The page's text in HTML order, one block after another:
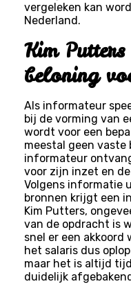
vergeleken kan
Nederland.
Kim
beloning
Als informateur
bij de vorming van
wordt voor een
meestal geen vaste
informateur
voor zijn inzet en
Volgens informatie
bronnen krijgt een
Kim Putters,
van de opdracht is
snel er een
het salaris dus
maar het is altijd
duidelijk